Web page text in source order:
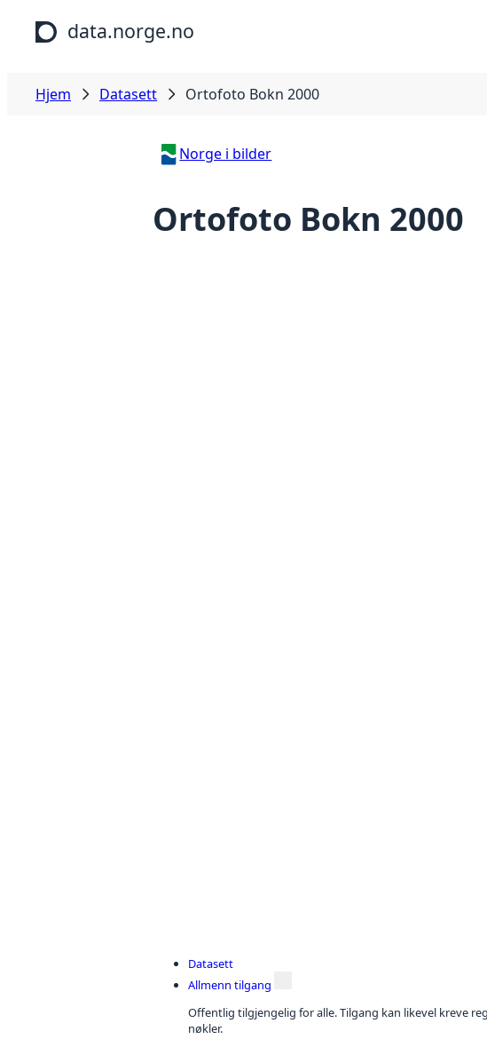
Hopp til hovedinnhold
data.norge.no
Hjem Datasett Ortofoto Bokn 2000
Norge i bilder
Ortofoto Bokn 2000
Datasett
Allmenn tilgang
Offentlig tilgjengelig for alle. Tilgang kan likevel kreve
nøkler.